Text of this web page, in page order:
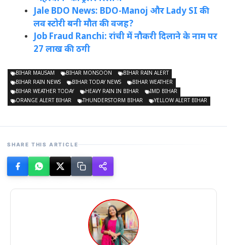
Jale BDO News: BDO-Manoj और Lady SI की
लव स्टोरी बनी मौत की वजह?
Job Fraud Ranchi: रांची में नौकरी दिलाने के नाम पर
27 लाख की ठगी
BIHAR MAUSAM BIHAR MONSOON
BIHAR RAIN ALERT
BIHAR RAIN NEWS
BIHAR TODAY NEWS
BIHAR WEATHER
BIHAR WEATHER TODAY
HEAVY RAIN IN BIHAR
IMD BIHAR
ORANGE ALERT BIHAR
THUNDERSTORM BIHAR YELLOW ALERT BIHAR
SHARE THIS ARTICLE